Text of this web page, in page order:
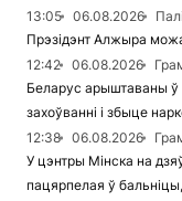
13:05
06.08.2026
Прэзідэнт Алжыра
12:42
06.08.2026
Беларус арыштаваны ў
захоўванні і збыце
12:38
06.08.2026
У цэнтры Мінска на
пацярпелая ў